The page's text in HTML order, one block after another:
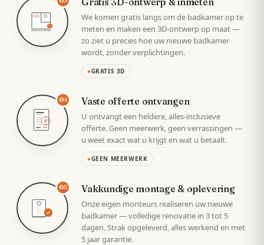
We komen gratis langs om de badkamer op te
meten en maken een 3D-ontwerp op maat —
zo ziet u precies hoe uw nieuwe badkamer
wordt, zonder verplichtingen.
●GRATIS 3D
VAST
04 Vaste offerte ontvangen
U ontvangt een heldere, alles-inclusieve
offerte. Geen meerwerk, geen verrassingen —
u weet exact wat u krijgt en wat u betaalt.
●GEEN MEERWERK
05 Vakkundige montage & oplevering
Onze eigen monteurs realiseren uw nieuwe
badkamer — volledige renovatie in 3 tot 5
dagen. Strak opgeleverd, alles werkend en met
5 jaar garantie.